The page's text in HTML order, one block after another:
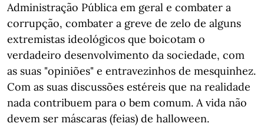
Administração Pública em geral e combater a
corrupção, combater a greve de zelo de alguns
extremistas ideológicos que boicotam o
verdadeiro desenvolvimento da sociedade, com
as suas "opiniões" e entravezinhos de mesquinhez.
Com as suas discussões estéreis que na realidade
nada contribuem para o bem comum. A vida não
devem ser máscaras (feias) de halloween.